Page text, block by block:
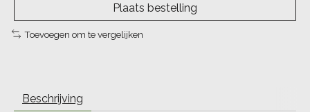
Plaats bestelling
Toevoegen om te vergelijken
Beschrijving